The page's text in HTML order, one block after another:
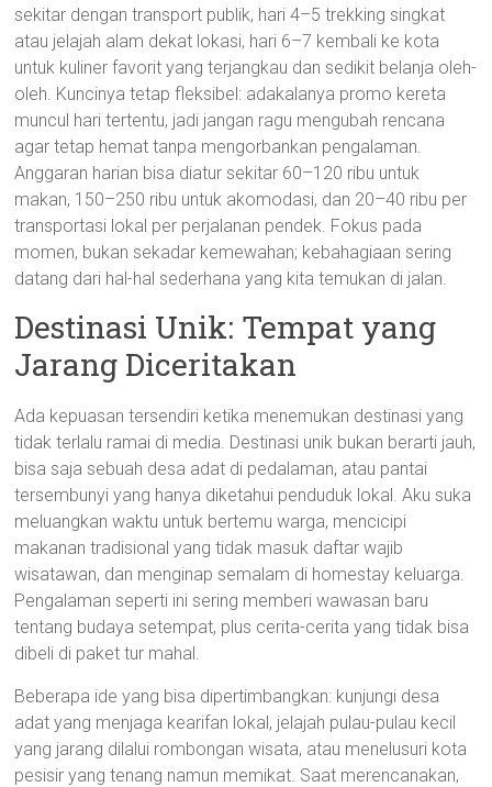
sekitar dengan transport publik, hari 4–5 trekking singkat
atau jelajah alam dekat lokasi, hari 6–7 kembali ke kota
untuk kuliner favorit yang terjangkau dan sedikit belanja oleh-
oleh. Kuncinya tetap fleksibel: adakalanya promo kereta
muncul hari tertentu, jadi jangan ragu mengubah rencana
agar tetap hemat tanpa mengorbankan pengalaman.
Anggaran harian bisa diatur sekitar 60–120 ribu untuk
makan, 150–250 ribu untuk akomodasi, dan 20–40 ribu per
transportasi lokal per perjalanan pendek. Fokus pada
momen, bukan sekadar kemewahan; kebahagiaan sering
datang dari hal-hal sederhana yang kita temukan di jalan.
Destinasi Unik: Tempat yang
Jarang Diceritakan
Ada kepuasan tersendiri ketika menemukan destinasi yang
tidak terlalu ramai di media. Destinasi unik bukan berarti jauh,
bisa saja sebuah desa adat di pedalaman, atau pantai
tersembunyi yang hanya diketahui penduduk lokal. Aku suka
meluangkan waktu untuk bertemu warga, mencicipi
makanan tradisional yang tidak masuk daftar wajib
wisatawan, dan menginap semalam di homestay keluarga.
Pengalaman seperti ini sering memberi wawasan baru
tentang budaya setempat, plus cerita-cerita yang tidak bisa
dibeli di paket tur mahal.
Beberapa ide yang bisa dipertimbangkan: kunjungi desa
adat yang menjaga kearifan lokal, jelajah pulau-pulau kecil
yang jarang dilalui rombongan wisata, atau menelusuri kota
pesisir yang tenang namun memikat. Saat merencanakan,